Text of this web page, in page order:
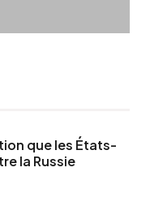
que les États-
la Russie